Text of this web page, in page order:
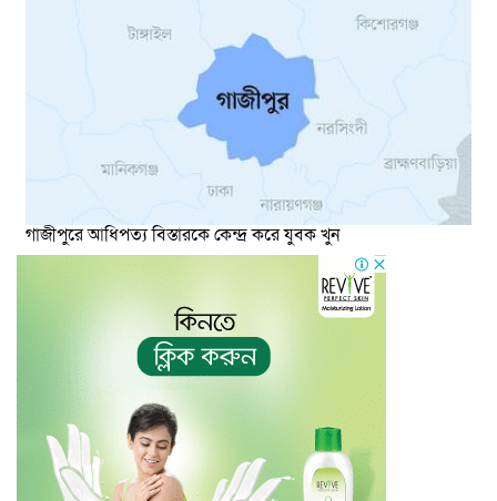
গাজীপুরে আধিপত্য বিস্তারকে কেন্দ্র করে যুবক খুন